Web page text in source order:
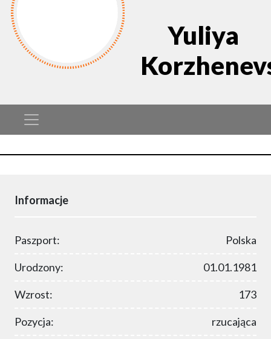
Yuliya
Informacje
Paszport: Polska
Urodzony: 01.01.1981
Wzrost: 173
Pozycja: rzucająca